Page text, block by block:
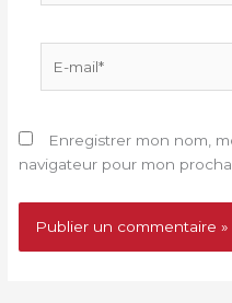
mail*
Enregistrer mon nom,
navigateur pour mon